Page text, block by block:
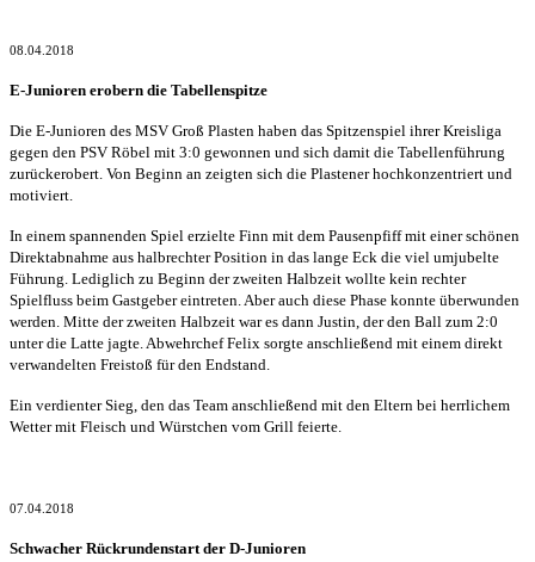
08.04.2018
E-Junioren erobern die Tabellenspitze
Die E-Junioren des MSV Groß Plasten haben das Spitzenspiel ihrer Kreisliga
gegen den PSV Röbel mit 3:0 gewonnen und sich damit die Tabellenführung
zurückerobert. Von Beginn an zeigten sich die Plastener hochkonzentriert und
motiviert.
In einem spannenden Spiel erzielte Finn mit dem Pausenpfiff mit einer schönen
Direktabnahme aus halbrechter Position in das lange Eck die viel umjubelte
Führung. Lediglich zu Beginn der zweiten Halbzeit wollte kein rechter
Spielfluss beim Gastgeber eintreten. Aber auch diese Phase konnte überwunden
werden. Mitte der zweiten Halbzeit war es dann Justin, der den Ball zum 2:0
unter die Latte jagte. Abwehrchef Felix sorgte anschließend mit einem direkt
verwandelten Freistoß für den Endstand.
Ein verdienter Sieg, den das Team anschließend mit den Eltern bei herrlichem
Wetter mit Fleisch und Würstchen vom Grill feierte.
07.04.2018
Schwacher Rückrundenstart der D-Junioren